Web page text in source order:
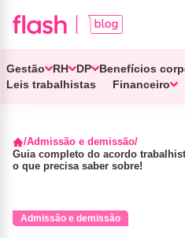
Gestão RH DP
Benefícios
Leis trabalhistas
Financeiro
Admissão e demissão
Guia completo do acordo
o que precisa saber sobre!
Admissão e demissão